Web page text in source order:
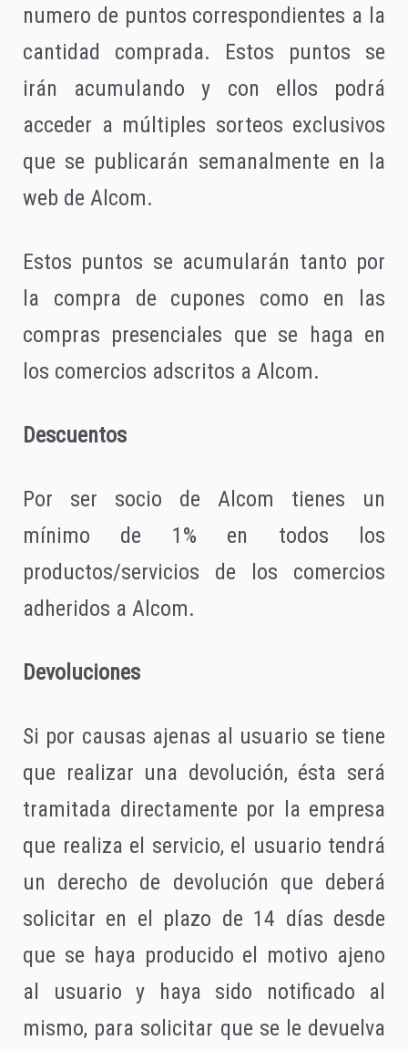
numero de puntos correspondientes a la
cantidad comprada. Estos puntos se
irán acumulando y con ellos podrá
acceder a múltiples sorteos exclusivos
que se publicarán semanalmente en la
web de Alcom.
Estos puntos se acumularán tanto por
la compra de cupones como en las
compras presenciales que se haga en
los comercios adscritos a Alcom.
Descuentos
Por ser socio de Alcom tienes un
mínimo de 1% en todos los
productos/servicios de los comercios
adheridos a Alcom.
Devoluciones
Si por causas ajenas al usuario se tiene
que realizar una devolución, ésta será
tramitada directamente por la empresa
que realiza el servicio, el usuario tendrá
un derecho de devolución que deberá
solicitar en el plazo de 14 días desde
que se haya producido el motivo ajeno
al usuario y haya sido notificado al
mismo, para solicitar que se le devuelva